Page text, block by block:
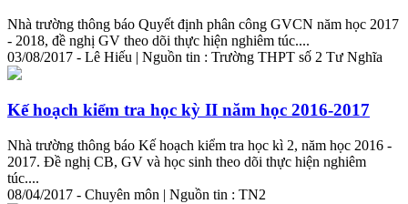
Nhà trường thông báo Quyết định phân công GVCN năm học 2017
- 2018, đề nghị GV theo dõi thực hiện nghiêm túc....
03/08/2017 - Lê Hiếu | Nguồn tin : Trường THPT số 2 Tư Nghĩa
Kế hoạch kiểm tra học kỳ II năm học 2016-2017
Nhà trường thông báo Kế hoạch kiểm tra học kì 2, năm học 2016 -
2017. Đề nghị CB, GV và học sinh theo dõi thực hiện nghiêm
túc....
08/04/2017 - Chuyên môn | Nguồn tin : TN2